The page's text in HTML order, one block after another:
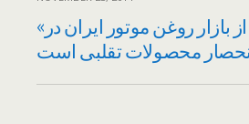
«نيمی از بازار روغن موتور ايران در